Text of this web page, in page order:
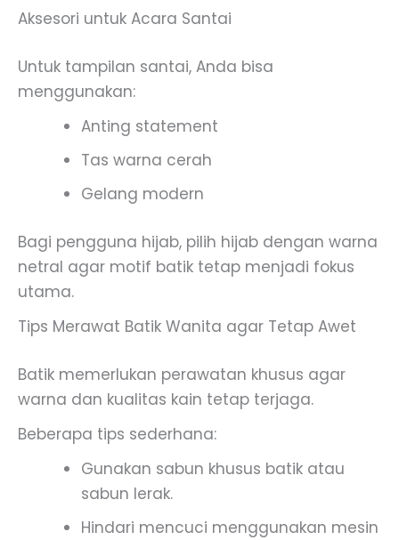
Aksesori untuk Acara Santai
Untuk tampilan santai, Anda bisa
menggunakan:
Anting statement
Tas warna cerah
Gelang modern
Bagi pengguna hijab, pilih hijab dengan warna
netral agar motif batik tetap menjadi fokus
utama.
Tips Merawat Batik Wanita agar Tetap Awet
Batik memerlukan perawatan khusus agar
warna dan kualitas kain tetap terjaga.
Beberapa tips sederhana:
Gunakan sabun khusus batik atau
sabun lerak.
Hindari mencuci menggunakan mesin